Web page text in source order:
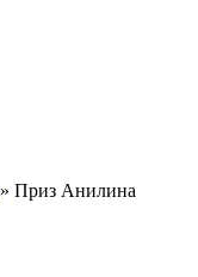
» Приз Анилина